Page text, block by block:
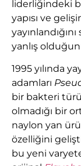
liderliğindeki
yapısı ve
yanlış
1995 yılında
adamları
bir bakteri
olmadığı bir
naylon yan
özelliğini
bu yeni